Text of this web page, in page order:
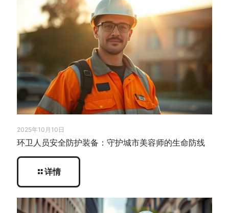
2025年10月10日
环卫人员安全防护装备：守护城市美容师的生命防线
详情